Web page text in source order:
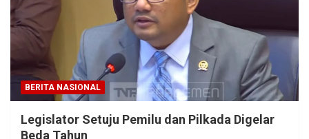
BERITA NASIONAL
Legislator Setuju Pemilu dan Pilkada Digelar
Beda Tahun